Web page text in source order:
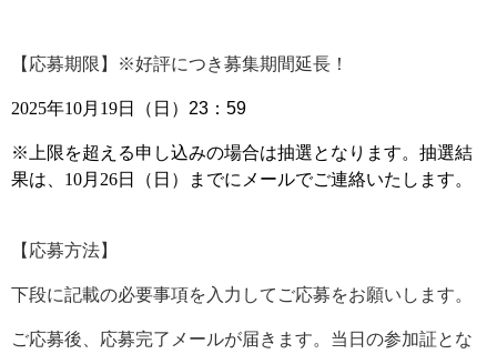
【応募期限】※好評につき募集期間延長！
2025年10月19日 （日）23：59
※上限を超える申し込みの場合は抽選となります。抽選結
果は、 10月26日（日） までにメールでご連絡いたします。
【応募方法】
下段に記載の必要事項を入力してご応募をお願いします。
ご応募後、応募完了メールが届きます。当日の参加証とな